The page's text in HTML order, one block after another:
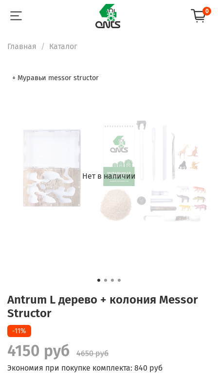
0
Главная Каталог
Нет в наличии
+ Муравьи messor structor
Antrum L дерево + колония Messor
Structor
-11%
4150 руб
4650 руб
Экономия при покупке комплекта: 840 руб